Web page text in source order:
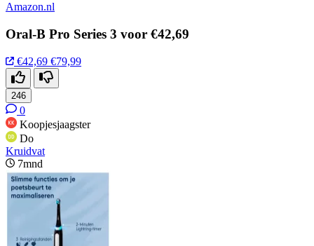
Amazon.nl
Oral‑B Pro Series 3 voor €42,69
€42,69 €79,99
246
0
Koopjesjaagster
Do
Kruidvat
7mnd